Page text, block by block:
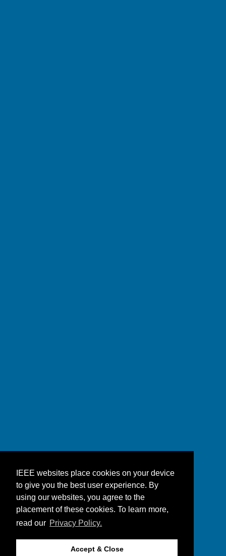
IEEE websites place cookies on your device
to give you the best user experience. By
using our websites, you agree to the
placement of these cookies. To learn more,
read our Privacy Policy.
Accept & Close